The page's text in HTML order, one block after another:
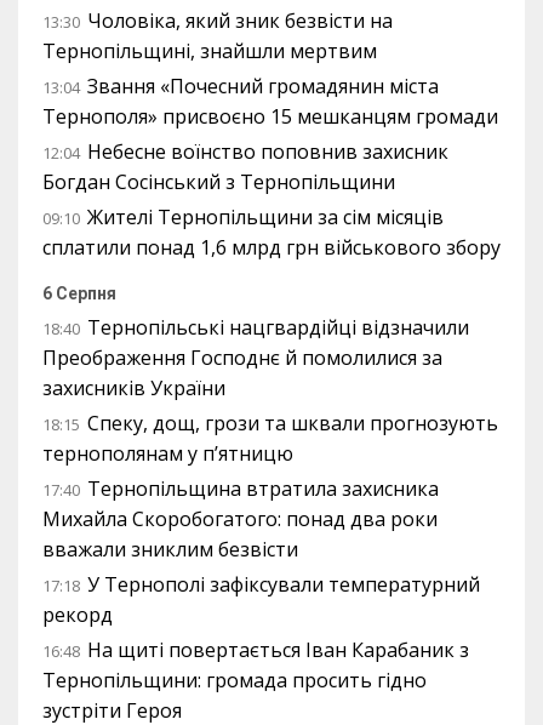
13:30 Чоловіка, який зник безвісти на
Тернопільщині, знайшли мертвим
13:04 Звання «Почесний громадянин міста
Тернополя» присвоєно 15 мешканцям громади
12:04 Небесне воїнство поповнив захисник
Богдан Сосінський з Тернопільщини
09:10 Жителі Тернопільщини за сім місяців
сплатили понад 1,6 млрд грн військового збору
6 Серпня
18:40 Тернопільські нацгвардійці відзначили
Преображення Господнє й помолилися за
захисників України
18:15 Спеку, дощ, грози та шквали прогнозують
тернополянам у п’ятницю
17:40 Тернопільщина втратила захисника
Михайла Скоробогатого: понад два роки
вважали зниклим безвісти
17:18 У Тернополі зафіксували температурний
рекорд
16:48 На щиті повертається Іван Карабаник з
Тернопільщини: громада просить гідно
зустріти Героя